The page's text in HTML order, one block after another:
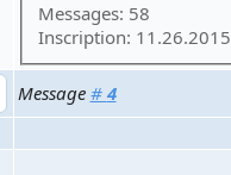
Messages: 58
Inscription: 11.26.2015
Message # 4